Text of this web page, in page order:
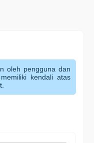
oleh pengguna dan
kendali atas